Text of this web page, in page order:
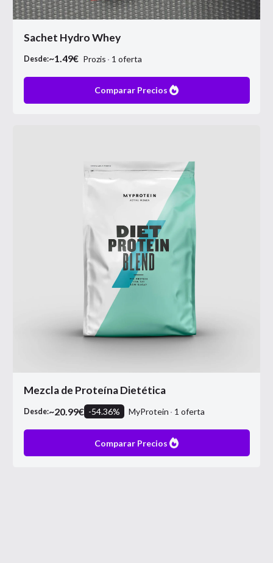
Sachet Hydro Whey
Desde:~1.49€ Prozis 1 oferta
Comparar Precios
Mezcla de Proteína Dietética
Desde:~20.99€ -54.36% MyProtein 1 oferta
Comparar Precios